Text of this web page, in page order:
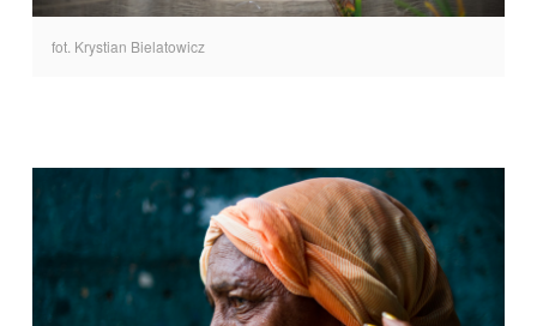
fot. Krystian Bielatowicz